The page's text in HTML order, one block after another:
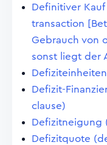
Definitiver
transaction
Gebrauch von
sonst liegt der
Defizit-
clause)
Defizitneigung
Defizitquote